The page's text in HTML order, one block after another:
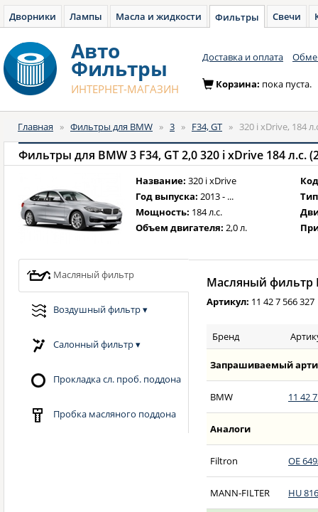
Дворники Лампы Масла и жидкости Фильтры Свечи
Авто
Фильтры
ИНТЕРНЕТ-МАГАЗИН
Доставка и оплата
Корзина: пока пуста.
Главная » Фильтры для BMW » 3 » F34, GT » 320 i xDrive, 184
Фильтры для BMW 3 F34, GT 2,0 320 i xDrive 184 л.с.
Название: 320 i xDrive
Год выпуска: 2013 - ...
Мощность: 184 л.с.
Объем двигателя: 2,0 л.
Масляный фильтр
Воздушный фильтр▾
Салонный фильтр▾
Прокладка сл. проб. поддона
Пробка масляного поддона
Масляный фильтр
Артикул: 11 42 7 566 327
Бренд
Запрашиваемый
BMW 11 42
Аналоги
Filtron OE
MANN-FILTER HU